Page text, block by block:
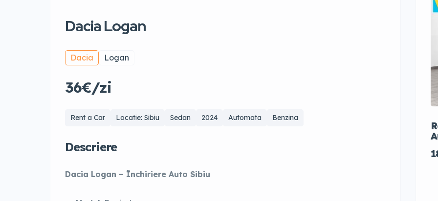
Dacia Logan
Dacia Logan
36€/zi
Rent a Car Locatie: Sibiu Sedan 2024 Automata Benzina
Descriere
Dacia Logan – Închiriere Auto Sibiu